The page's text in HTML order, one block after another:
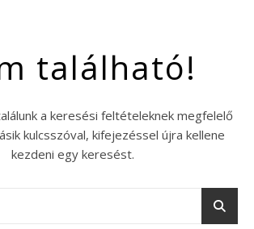
található!
a keresési feltételeknek megfelelő
kulcsszóval, kifejezéssel újra kellene
kezdeni egy keresést.